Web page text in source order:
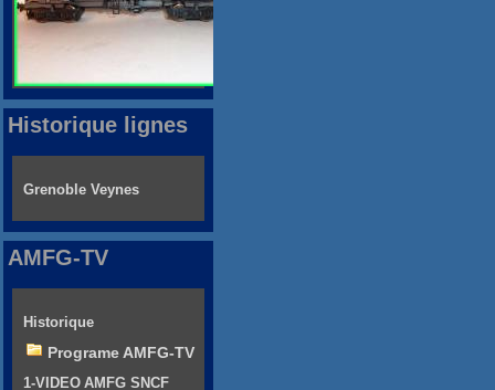
Historique lignes
Grenoble Veynes
AMFG-TV
Historique
Programe AMFG-TV
1-VIDEO AMFG SNCF